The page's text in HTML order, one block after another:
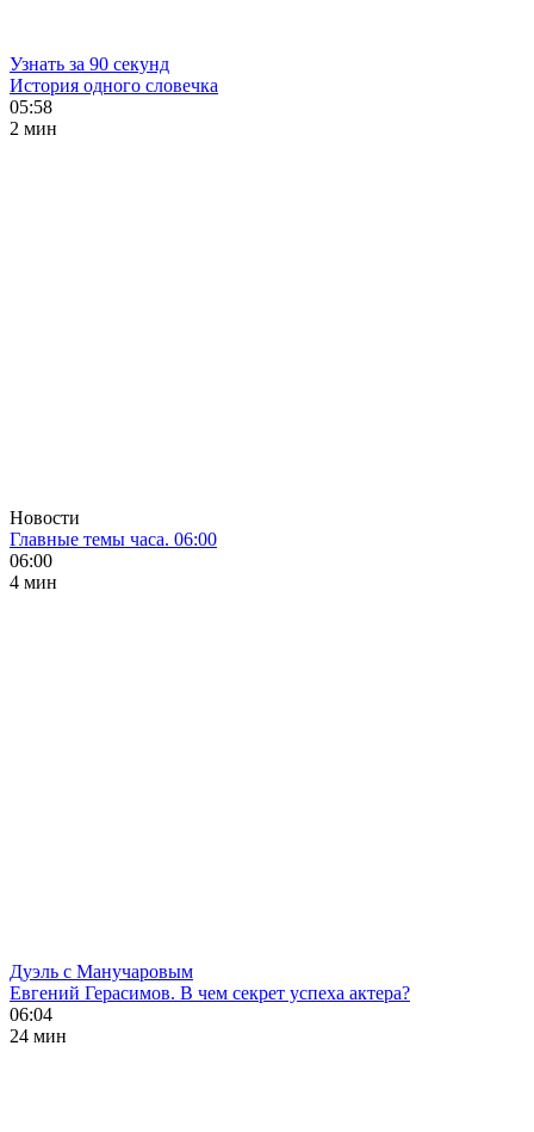
Узнать за 90 секунд
История одного словечка
05:58
2 мин
Новости
Главные темы часа. 06:00
06:00
4 мин
Дуэль с Манучаровым
Евгений Герасимов. В чем секрет успеха актера?
06:04
24 мин